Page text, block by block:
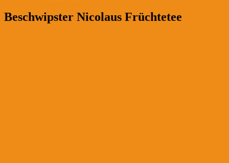
Beschwipster Nicolaus Früchtetee